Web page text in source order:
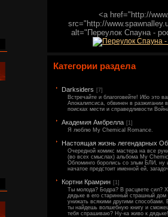
<a href="http://
src="http://
alt="Переулок Спауна -
Категории раздела
Darksiders [7]
Встречайте и благоговейте! Ибо это
Апокалипсиса, обвинен в
поисках мести и справедливости
Академия Амбрелла [1]
Я люблю My Chemical Romance.
Настоящая жизнь легендарных
Очередной комикс мастера на все
(во всех смыслах) альбома My
Обломинго боролись со злым БЛИ, ну
начатое предстоит именной ей,
Кортни Крамрин [1]
Ты молода? Бодра? В расцвете сил?
дядьке в его старинный страшный
унижать всякими другими
ты найдешь волшебную книгу и
тебя спрашиваю? Ну-ка живо к дядьке!